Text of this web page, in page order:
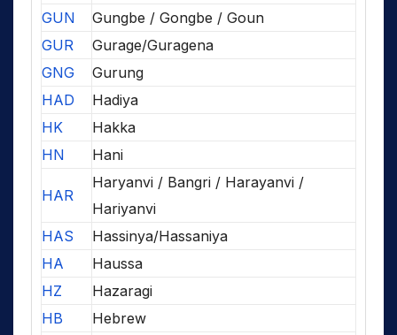
GUN
Gungbe / Gongbe / Goun
GUR
Gurage/Guragena
GNG
Gurung
HAD
Hadiya
HK
Hakka
HN
Hani
HAR
Haryanvi / Bangri / Harayanvi /
Hariyanvi
HAS
Hassinya/Hassaniya
HA
Haussa
HZ
Hazaragi
HB
Hebrew